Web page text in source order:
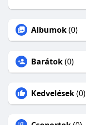
Albumok(0)
Barátok(0)
Kedvelések(0)